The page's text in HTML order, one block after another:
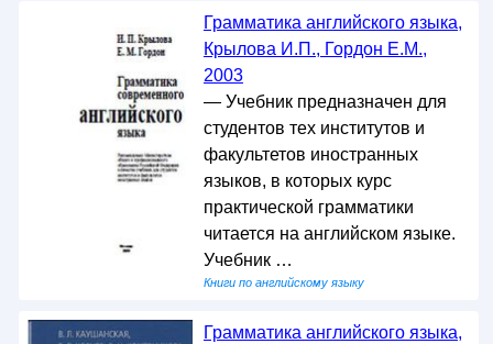
Грамматика английского языка,
Крылова И.П., Гордон Е.М.,
2003
— Учебник предназначен для
студентов тех институтов и
факультетов иностранных
языков, в которых курс
практической грамматики
читается на английском языке.
Учебник …
Книги по английскому языку
Грамматика английского языка,